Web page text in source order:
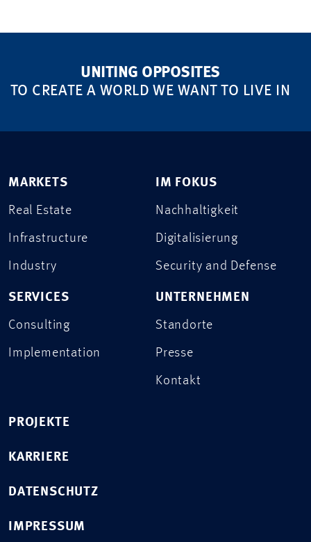
UNITING OPPOSITES
TO CREATE A WORLD WE WANT TO LIVE IN
MARKETS
Real Estate
Infrastructure
Industry
SERVICES
Consulting
Implementation
IM FOKUS
Nachhaltigkeit
Digitalisierung
Security and Defense
UNTERNEHMEN
Standorte
Presse
Kontakt
PROJEKTE
KARRIERE
DATENSCHUTZ
IMPRESSUM